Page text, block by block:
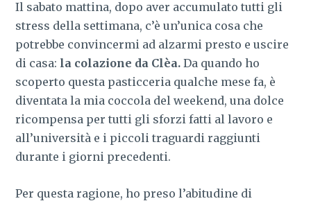
Il sabato mattina, dopo aver accumulato tutti gli
stress della settimana, c’è un’unica cosa che
potrebbe convincermi ad alzarmi presto e uscire
di casa: la colazione da Clèa.Da quando ho
scoperto questa pasticceria qualche mese fa, è
diventata la mia coccola del weekend, una dolce
ricompensa per tutti gli sforzi fatti al lavoro e
all’università e i piccoli traguardi raggiunti
durante i giorni precedenti.
Per questa ragione, ho preso l’abitudine di